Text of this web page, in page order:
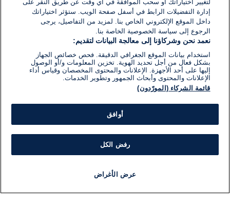
لتغيير اختياراتك أو سحب الموافقة في أي وقت عن طريق النقر على
إدارة التفضيلات الرابط في أسفل صفحة الويب. ستؤثر اختياراتك
داخل الموقع الإلكتروني الخاص بنا. لمزيد من التفاصيل، يرجى
الرجوع إلى سياسة الخصوصية الخاصة بنا.
نعمد نحن وشركاؤنا إلى معالجة البيانات لتقديم:
استخدام بيانات الموقع الجغرافي الدقيقة. فحص خصائص الجهاز
بشكل فعال من أجل تحديد الهوية. تخزين المعلومات و/أو الوصول
إليها على أحد الأجهزة. الإعلانات والمحتوى المخصصان وقياس أداء
الإعلانات والمحتوى وأبحاث الجمهور وتطوير الخدمات.
قائمة الشركاء (المورّدون)
أوافق
رفض الكل
عرض الأغراض